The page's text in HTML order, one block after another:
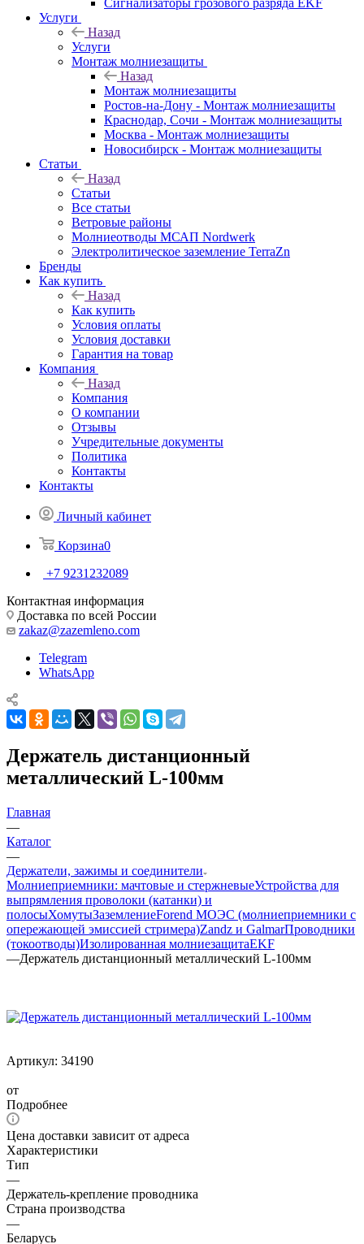
Сигнализаторы грозового разряда EKF
Услуги
Назад
Услуги
Монтаж молниезащиты
Назад
Монтаж молниезащиты
Ростов-на-Дону - Монтаж молниезащиты
Краснодар, Сочи - Монтаж молниезащиты
Москва - Монтаж молниезащиты
Новосибирск - Монтаж молниезащиты
Статьи
Назад
Статьи
Все статьи
Ветровые районы
Молниеотводы МСАП Nordwerk
Электролитическое заземление TerraZn
Бренды
Как купить
Назад
Как купить
Условия оплаты
Условия доставки
Гарантия на товар
Компания
Назад
Компания
О компании
Отзывы
Учредительные документы
Политика
Контакты
Контакты
Личный кабинет
Корзина0
+7 9231232089
Контактная информация
Доставка по всей России
zakaz@zazemleno.com
Telegram
WhatsApp
Держатель дистанционный
металлический L-100мм
Главная
—
Каталог
—
Держатели, зажимы и соединители
Молниеприемники: мачтовые и стержневыеУстройства для
выпрямления проволоки (катанки) и
полосыХомутыЗаземлениеForend МОЭС (молниеприемники с
опережающей эмиссией стримера)Zandz и GalmarПроводники
(токоотводы)Изолированная молниезащитаEKF
—Держатель дистанционный металлический L-100мм
Артикул: 34190
от
Подробнее
Цена доставки зависит от адреса
Характеристики
Тип
—
Держатель-крепление проводника
Страна производства
—
Беларусь